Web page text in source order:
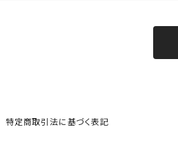
特定商取引法に基づく表記